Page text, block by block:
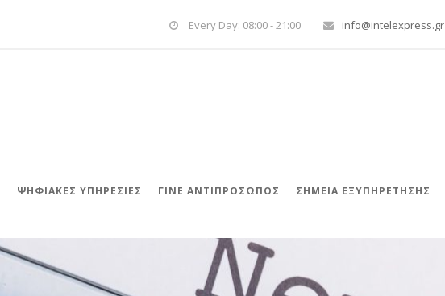
Every Day: 08:00 - 21:00 info@intelexpress.gr
ΨΗΦΙΑΚΈΣ ΥΠΗΡΕΣΊΕΣ ΓΊΝΕ ΑΝΤΙΠΡΌΣΩΠΟΣ ΣΗΜΕΙΑ ΕΞΥΠΗΡΕΤΗΣΗΣ